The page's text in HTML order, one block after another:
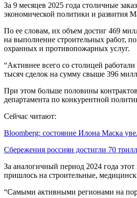
За 9 месяцев 2025 года столичные
экономической политики и развития
По ее словам, их объем достиг 469
на выполнение строительных работ,
охранных и противопожарных услуг.
“Активнее всего со столицей
тысяч сделок на сумму свыше 396
При этом больше половины
департамента по конкурентной
Сейчас читают:
Bloomberg: состояние Илона Маска
Сбережения россиян достигли 70
За аналогичный период 2024 года
пришлось на строительные,
“Самыми активными регионами на